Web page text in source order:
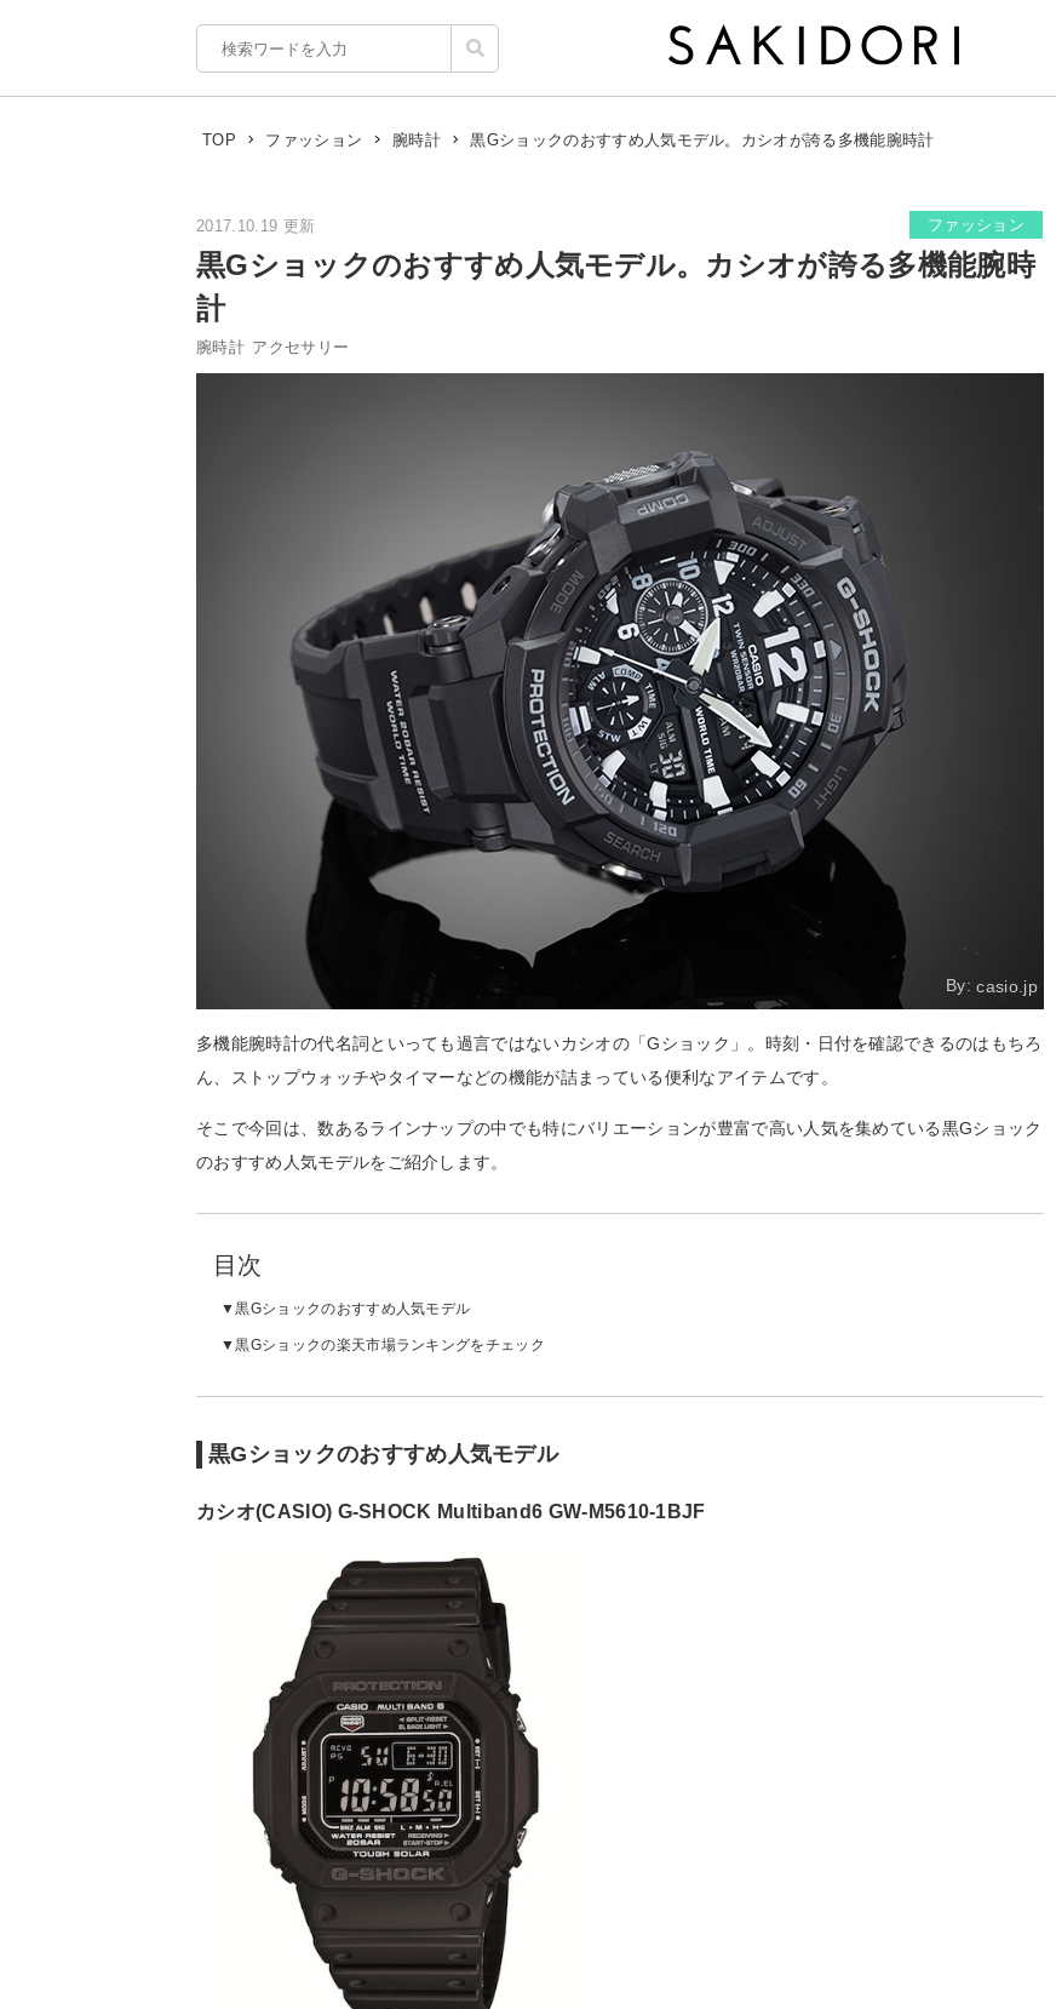
TOP ファッション 腕時計 黒Gショックのおすすめ人気モデル。カシオが誇る多機能腕時計
2017.10.19 更新 ファッション
黒Gショックのおすすめ人気モデル。カシオが誇る多機能腕時
計
腕時計 アクセサリー
By:casio.jp
多機能腕時計の代名詞といっても過言ではないカシオの「Gショック」。時刻・日付を確認できるのはもちろ
ん、ストップウォッチやタイマーなどの機能が詰まっている便利なアイテムです。
そこで今回は、数あるラインナップの中でも特にバリエーションが豊富で高い人気を集めている黒Gショック
のおすすめ人気モデルをご紹介します。
目次
黒Gショックのおすすめ人気モデル
黒Gショックの楽天市場ランキングをチェック
黒Gショックのおすすめ人気モデル
カシオ(CASIO) G-SHOCK Multiband6 GW-M5610-1BJF